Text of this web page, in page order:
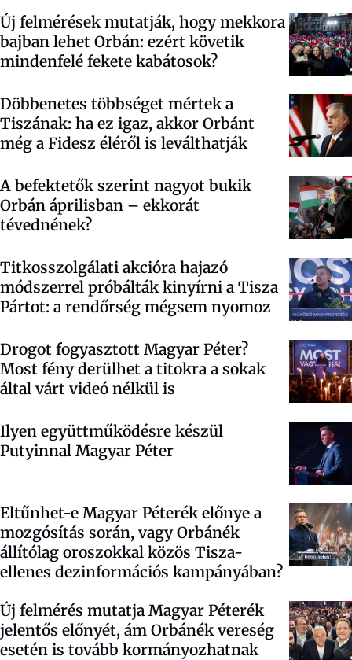
Új felmérések mutatják, hogy mekkora
bajban lehet Orbán: ezért követik
mindenfelé fekete kabátosok?
Döbbenetes többséget mértek a
Tiszának: ha ez igaz, akkor Orbánt
még a Fidesz éléről is leválthatják
A befektetők szerint nagyot bukik
Orbán áprilisban – ekkorát
tévednének?
Titkosszolgálati akcióra hajazó
módszerrel próbálták kinyírni a Tisza
Pártot: a rendőrség mégsem nyomoz
Drogot fogyasztott Magyar Péter?
Most fény derülhet a titokra a sokak
által várt videó nélkül is
Ilyen együttműködésre készül
Putyinnal Magyar Péter
Eltűnhet-e Magyar Péterék előnye a
mozgósítás során, vagy Orbánék
állítólag oroszokkal közös Tisza-
ellenes dezinformációs kampányában?
Új felmérés mutatja Magyar Péterék
jelentős előnyét, ám Orbánék vereség
esetén is tovább kormányozhatnak